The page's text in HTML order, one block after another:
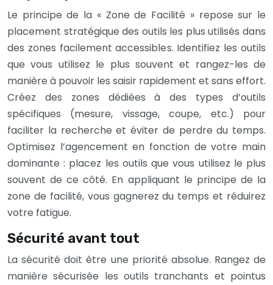
Le principe de la « Zone de Facilité » repose sur le
placement stratégique des outils les plus utilisés dans
des zones facilement accessibles. Identifiez les outils
que vous utilisez le plus souvent et rangez-les de
manière à pouvoir les saisir rapidement et sans effort.
Créez des zones dédiées à des types d’outils
spécifiques (mesure, vissage, coupe, etc.) pour
faciliter la recherche et éviter de perdre du temps.
Optimisez l’agencement en fonction de votre main
dominante : placez les outils que vous utilisez le plus
souvent de ce côté. En appliquant le principe de la
zone de facilité, vous gagnerez du temps et réduirez
votre fatigue.
Sécurité avant tout
La sécurité doit être une priorité absolue. Rangez de
manière sécurisée les outils tranchants et pointus